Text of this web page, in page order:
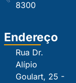
8300
Endereço
Rua Dr.
Alípio
Goulart, 25 -